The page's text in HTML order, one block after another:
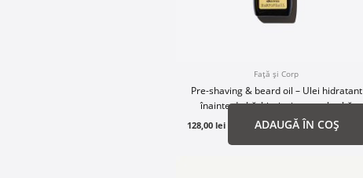
Față și Corp
Pre-shaving & beard oil – Ulei hidratant
înainte de bărbierit și pentru barbă
128,00 lei ADAUGĂ ÎN COȘ